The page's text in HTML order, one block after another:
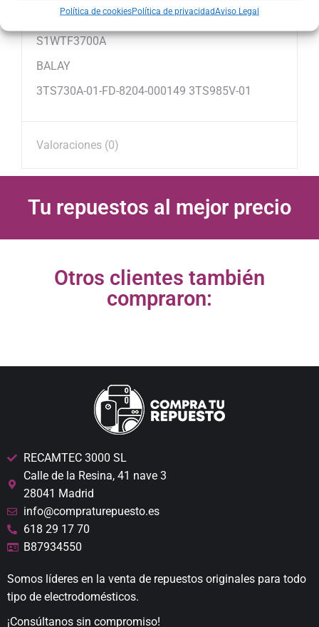
Política de cookiesPolítica de privacidadAviso Legal
BOSCH: B1WTV3800A, WFC1262IT, SIEMENS:
S1WTF3700A
BALAY
3TS730A-01-FD-8204-000149 3TS985V-01
Valoraciones (0)
Tu repuestos al mejor precio
Otros clientes también
compraron:
RECAMTEC 3000 SL
Calle de la Resina, 41 nave 3
28041 Madrid
info@compraturepuesto.es
618 29 17 70
B87934550
Somos líderes en la venta de repuestos originales para todo
tipo de electrodomésticos.
¡Consúltanos sin compromiso!